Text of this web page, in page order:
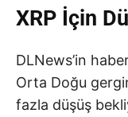
XRP İçin
DLNews’in
Orta Doğu
fazla düşüş